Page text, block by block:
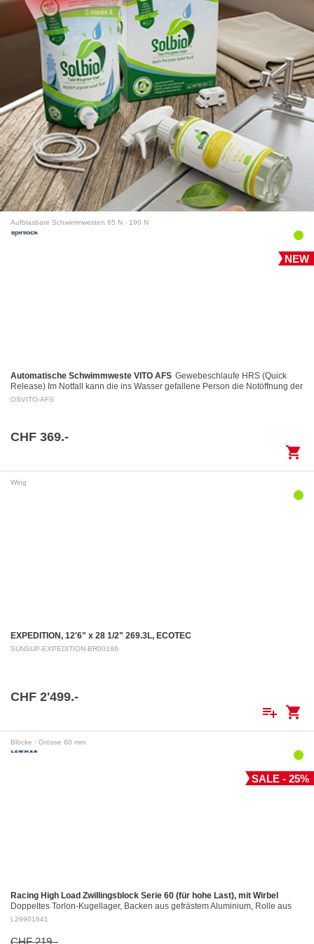
Aufblasbare Schwimmwesten 65 N - 190 N
NEW
Automatische Schwimmweste VITO AFS Gewebeschlaufe HRS (Quick
Release) Im Notfall kann die ins Wasser gefallene Person die Notöffnung der
Gewebeschlaufe mittels eines Auslöserings…
OSVITO-AFS
CHF 369.-
shopping_cart
Wing
EXPEDITION, 12'6" x 28 1/2" 269.3L, ECOTEC
SUNSUP-EXPEDITION-BR00186
CHF 2'499.-
playlist_add shopping_cart
Blöcke - Grösse 60 mm
SALE - 25%
Racing High Load Zwillingsblock Serie 60 (für hohe Last), mit Wirbel
Doppeltes Torlon-Kugellager, Backen aus gefrästem Aluminium, Rolle aus
gefrästem Aluminium Ø 60 mm. Aluminiumrollen: ø 60 mm Für Tau bis: ø 12
L29901641
CHF 219.-